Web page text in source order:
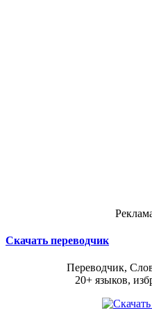
Скачать переводчик
Переводчик,
20+ языков,